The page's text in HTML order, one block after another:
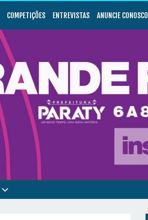
COMPETIÇÕES ENTREVISTAS ANUNCIE CONOSCO